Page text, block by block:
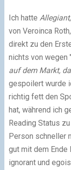
Ich hatte Allegiant
von Veroinca
direkt zu den
nichts von wegen "
auf dem Markt,
gespoilert wurde
richtig fett den
hat, während ich
Reading Status
Person schneller
gut mit dem Ende
ignorant und